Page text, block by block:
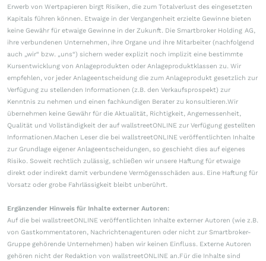
Erwerb von Wertpapieren birgt Risiken, die zum Totalverlust des eingesetzten
Kapitals führen können. Etwaige in der Vergangenheit erzielte Gewinne bieten
keine Gewähr für etwaige Gewinne in der Zukunft. Die Smartbroker Holding AG,
ihre verbundenen Unternehmen, ihre Organe und ihre Mitarbeiter (nachfolgend
auch „wir“ bzw. „uns“) sichern weder explizit noch implizit eine bestimmte
Kursentwicklung von Anlageprodukten oder Anlageproduktklassen zu. Wir
empfehlen, vor jeder Anlageentscheidung die zum Anlageprodukt gesetzlich zur
Verfügung zu stellenden Informationen (z.B. den Verkaufsprospekt) zur
Kenntnis zu nehmen und einen fachkundigen Berater zu konsultieren.Wir
übernehmen keine Gewähr für die Aktualität, Richtigkeit, Angemessenheit,
Qualität und Vollständigkeit der auf wallstreetONLINE zur Verfügung gestellten
Informationen.Machen Leser die bei wallstreetONLINE veröffentlichten Inhalte
zur Grundlage eigener Anlageentscheidungen, so geschieht dies auf eigenes
Risiko. Soweit rechtlich zulässig, schließen wir unsere Haftung für etwaige
direkt oder indirekt damit verbundene Vermögensschäden aus. Eine Haftung für
Vorsatz oder grobe Fahrlässigkeit bleibt unberührt.
Ergänzender Hinweis für Inhalte externer Autoren:
Auf die bei wallstreetONLINE veröffentlichten Inhalte externer Autoren (wie z.B.
von Gastkommentatoren, Nachrichtenagenturen oder nicht zur Smartbroker-
Gruppe gehörende Unternehmen) haben wir keinen Einfluss. Externe Autoren
gehören nicht der Redaktion von wallstreetONLINE an.Für die Inhalte sind